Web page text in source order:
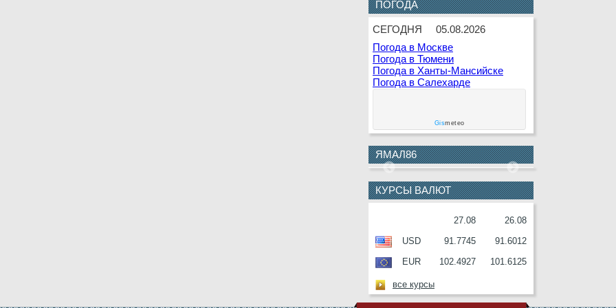
9 АВГУСТА Г.Г.Кашлева
10
АВГУСТА
В.Ф.Гаращенко
10
АВГУСТА
В.И.Соболев
11
АВГУСТА
П.Н.Завальный
12
Г.С.Букринская
12
О.М.Серафин
АВГУСТА
13
А.П.Анисимов
14
О.И.Ракутько
ПОГОДА
СЕГОДНЯ
05.08.2026
Погода в Москве
Погода в Тюмени
Погода в Ханты-Мансийске
Погода в Салехарде
Gismeteo
ЯМАЛ86
КУРСЫ ВАЛЮТ
27.08 26.08
USD 91.7745 91.6012
EUR 102.4927 101.6125
все курсы